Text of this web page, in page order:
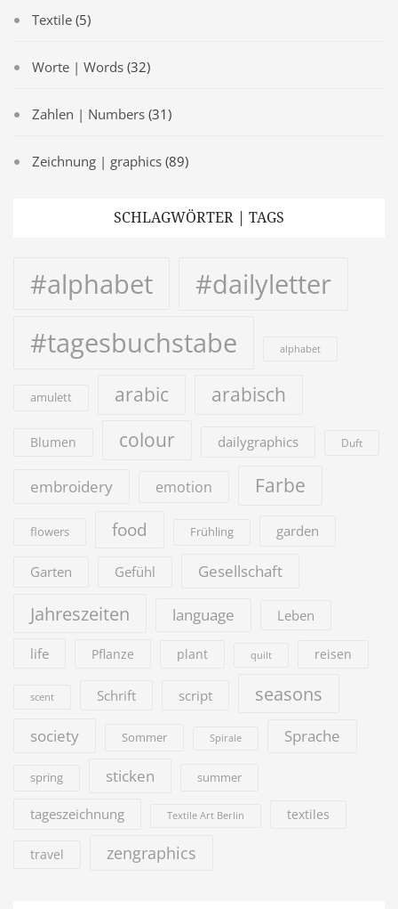
Textile (5)
Worte | Words (32)
Zahlen | Numbers (31)
Zeichnung | graphics (89)
SCHLAGWÖRTER | TAGS
#alphabet
#dailyletter
#tagesbuchstabe
alphabet
amulett arabic arabisch
Blumen colour dailygraphics Duft
embroidery emotion Farbe
flowers food Frühling garden
Garten Gefühl Gesellschaft
Jahreszeiten language Leben
life Pflanze plant quilt reisen
scent Schrift script seasons
society Sommer Spirale Sprache
spring sticken summer
tageszeichnung Textile Art Berlin textiles
travel zengraphics